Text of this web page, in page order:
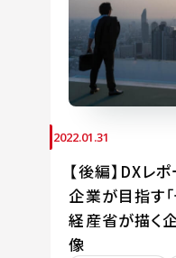
2022.01.31
【後編】DXレ
企業が目指す
経産省が描く
像